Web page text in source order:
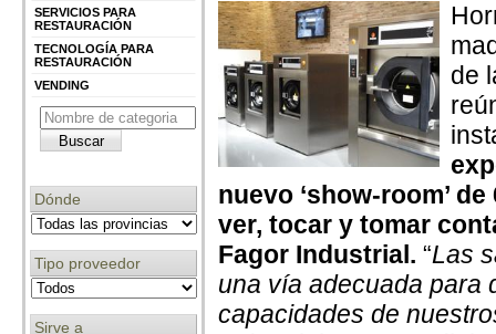
SERVICIOS PARA
RESTAURACIÓN
TECNOLOGÍA PARA
RESTAURACIÓN
VENDING
Dónde
Tipo proveedor
Sirve a
de
nuevo ‘show-room’
ver, tocar y tomar
Fagor Industrial. “Las
una vía adecuada para
capacidades de